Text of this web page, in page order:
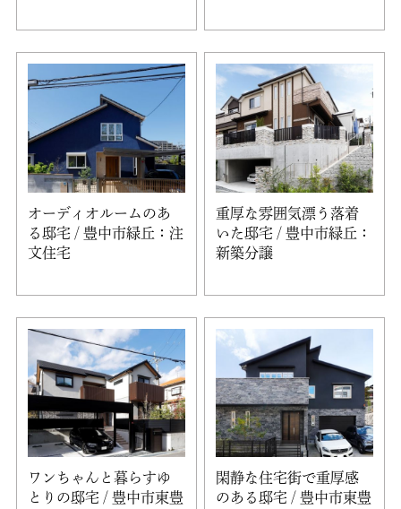
オーディオルームのあ
る邸宅 / 豊中市緑丘：注
文住宅
重厚な雰囲気漂う落着
いた邸宅 / 豊中市緑丘：
新築分譲
ワンちゃんと暮らすゆ
とりの邸宅 / 豊中市東豊
閑静な住宅街で重厚感
のある邸宅 / 豊中市東豊